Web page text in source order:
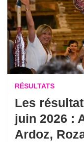
RÉSULTATS
Les
juin 2026 :
Ardoz,